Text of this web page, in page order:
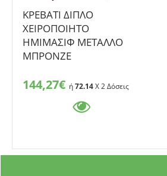
ΚΡΕΒΑΤΙ ΔΙΠΛΟ
ΧΕΙΡΟΠΟΙΗΤΟ
ΗΜΙΜΑΣΙΦ ΜΕΤΑΛΛΟ
ΜΠΡΟΝΖΕ
144,27€ ή72.14X 2 Δόσεις